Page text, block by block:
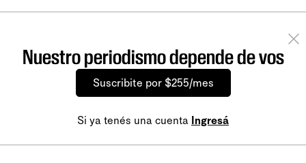
Nuestro periodismo depende de vos
Suscribite por $255/mes
Si ya tenés una cuenta Ingresá